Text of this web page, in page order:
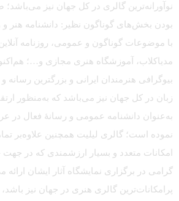
نوآورانه‌ترین گالری در کل جهان نیز می‌باشد؛
بودن بخش‌های گوناگون نظیر: دانشنامه هنر و
با موضوعات گوناگون و عمومی، روزنامه
مدیاکلاب، آموزشگاه هنری مجازی و…؛
بیوگرافی هنرمندان ایرانی و بزرگترین
زبان در کل جهان نیز می‌باشد که به‌منظور
به‌عنوان دانشنامه عمومی و رسانهٔ فعال در
نموده است؛ گالری لیلیت همچنین علاوه‌بر
امکانات متعدد و بسیار ارزشمندی که در جهت
گرامی در برگزاری نمایشگاه آثار ایشان ارائه
پرامکانات‌ترین گالری هنری در جهان نیز باشد،